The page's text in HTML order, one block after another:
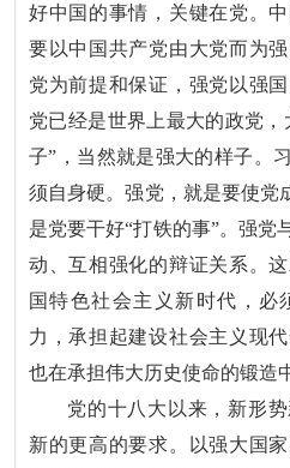
好中国的事情，关键在党。
要以中国共产党由大党而为
党为前提和保证，强党以强
党已经是世界上最大的政党
子”，当然就是强大的样子。
须自身硬。强党，就是要使党
是党要干好“打铁的事”。强党
动、互相强化的辩证关系。
国特色社会主义新时代，必
力，承担起建设社会主义现
也在承担伟大历史使命的锻造
党的十八大以来，新形
新的更高的要求。以强大国